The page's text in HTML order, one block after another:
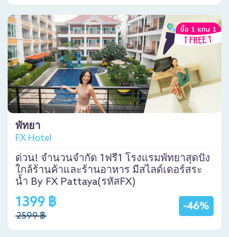
พัทยา
FX Hotel
ด่วน! จำนวนจำกัด 1ฟรี1 โรงแรมพัทยาสุดปัง
ใกล้ร้านค้าและร้านอาหาร มีสไลด์เดอร์สระ
น้ำ By FX Pattaya(รหัสFX)
-46%
1399 ฿
2599 ฿